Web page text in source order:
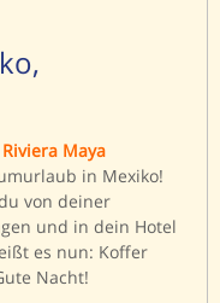
Maya
in Mexiko!
von deiner
und in dein Hotel
es nun: Koffer
Nacht!